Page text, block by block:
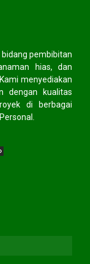
bidang pembibitan
hias, dan
menyediakan
dengan kualitas
di berbagai